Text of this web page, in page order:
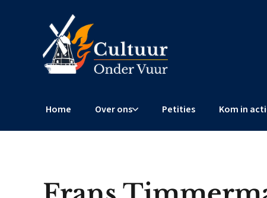
Home Over ons Petities Kom in